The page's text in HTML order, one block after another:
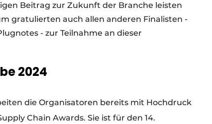
Beitrag zur Zukunft der Branche leisten
gratulierten auch allen anderen Finalisten -
- zur Teilnahme an dieser
2024
die Organisatoren bereits mit Hochdruck
Chain Awards. Sie ist für den 14.